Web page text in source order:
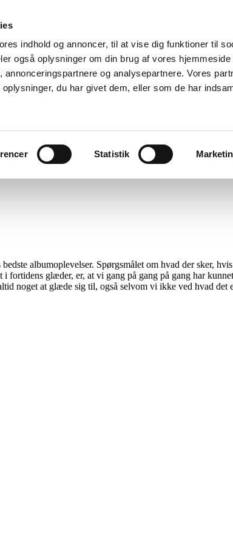
indhold og annoncer, til at vise dig funktioner til
også oplysninger om din brug af vores
annonceringspartnere og analysepartnere. Vores
du har givet dem, eller som de har
Statistik
albumoplevelser. Spørgsmålet om hvad der sker,
fortidens glæder, er, at vi gang på gang på gang har
noget at glæde sig til, også selvom vi ikke ved hvad det